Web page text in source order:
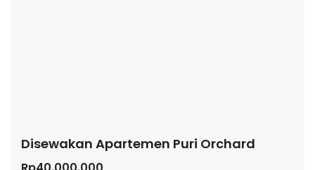
Disewakan Apartemen Puri Orchard